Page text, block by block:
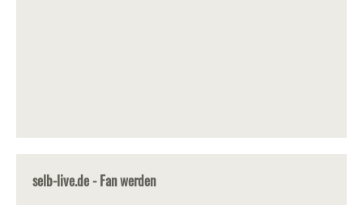
selb-live.de - Fan werden